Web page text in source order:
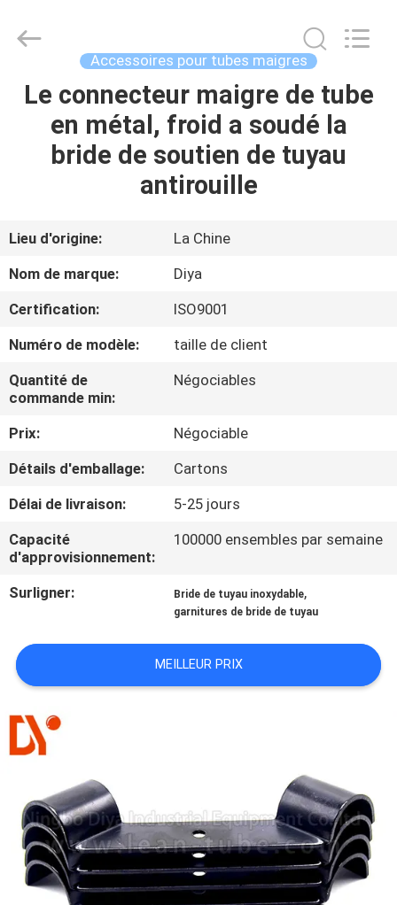
MAISON
PRODUITS
SUJET
DE
NOUS
VISITE
D'USINE
CONTRÔLE
DE
QUALITÉ
CONTACTEZ-
NOUS
NOUVELLES
DEMANDEZ
UNE
CITATION
PLAN
Equipment
Accessoires pour tubes maigres
Le connecteur maigre de tube
en métal, froid a soudé la
bride de soutien de tuyau
antirouille
Lieu d'origine:
La Chine
Nom de marque:
Diya
Certification:
ISO9001
Numéro de modèle:
taille de client
Quantité de
commande min:
Négociables
Prix:
Négociable
Détails d'emballage:
Cartons
Délai de livraison:
5-25 jours
Capacité
d'approvisionnement:
100000 ensembles par semaine
Surligner: Bride de tuyau inoxydable,
garnitures de bride de tuyau
MEILLEUR PRIX